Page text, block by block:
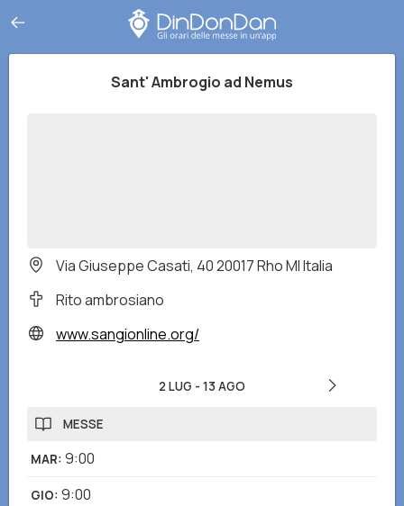
Sant' Ambrogio ad Nemus
Via Giuseppe Casati, 40 20017 Rho MI Italia
Rito ambrosiano
www.sangionline.org/
2 LUG - 13 AGO
MESSE
MAR: 9:00
GIO: 9:00